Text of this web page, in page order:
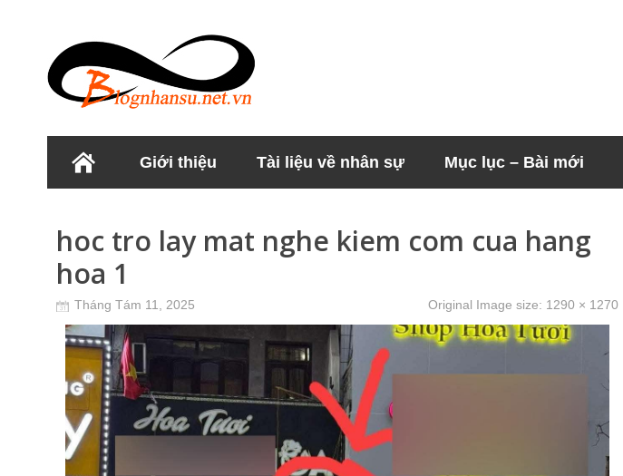
Giới thiệu Tài liệu về nhân sự Mục lục – Bài mới
hoc tro lay mat nghe kiem com cua hang
hoa 1
Tháng Tám 11, 2025 Original Image size: 1290 × 1270